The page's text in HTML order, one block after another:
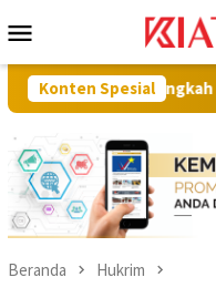
ke
Mobile
Konten Spesial
Langkah Proaktif Dinas
Beranda Hukrim